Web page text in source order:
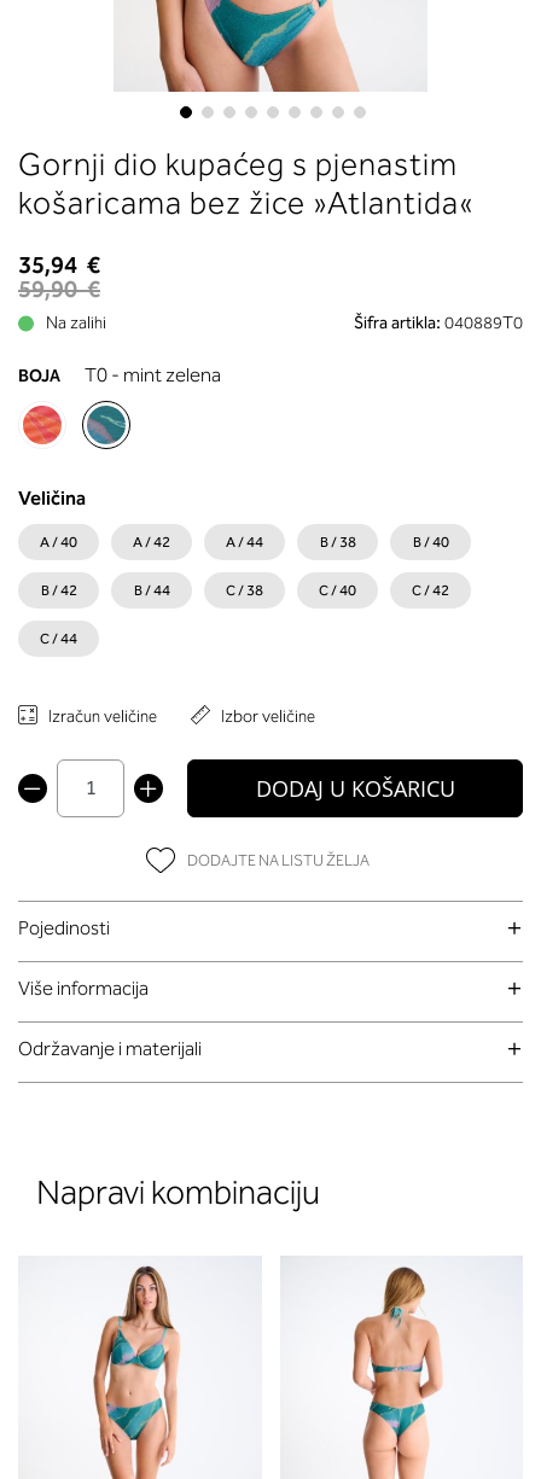
to
the
beginning
the
images
gallery
Gornji dio kupaćeg s pjenastim
košaricama bez žice »Atlantida«
35,94 €
59,90 €
Na zalihi Šifra artikla: 040889T0
BOJA T0 - mint zelena
Veličina
A / 40 A / 42 A / 44 B / 38 B / 40
B / 42 B / 44 C / 38 C / 40 C / 42
C / 44
Izračun veličine Izbor veličine
DODAJ U KOŠARICU
DODAJTE NA LISTU ŽELJA
Pojedinosti
Više informacija
Održavanje i materijali
Napravi kombinaciju
boste prebrali, katera globina
ustreza vaši meri (A, B …) – iščite v
stolpcu, ki ste ga določili s
obsegom.